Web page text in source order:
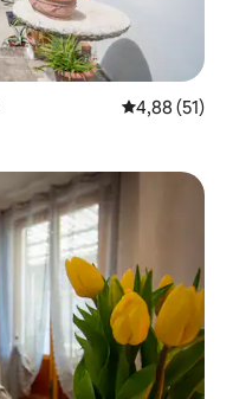
4,88 de uma
4,88 (51)